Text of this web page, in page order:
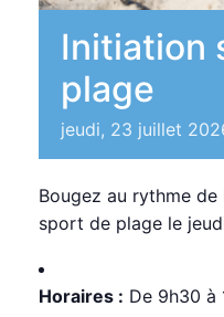
Initiation
plage
jeudi, 23 juillet
Bougez au rythme
sport de plage le
Horaires : De 9h30 à